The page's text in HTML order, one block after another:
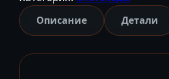
SN-
650
Описание Детали